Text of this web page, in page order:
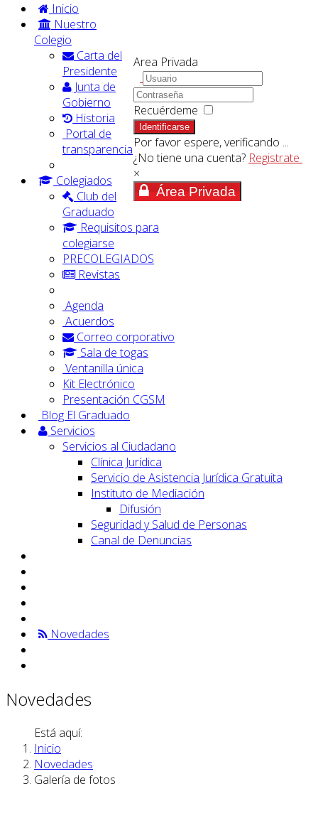
Area Privada
Recuérdeme
Identificarse
Por favor espere, verificando ...
¿No tiene una cuenta? Registrate
×
Área Privada
Inicio
Nuestro
Colegio
Carta del
Presidente
Junta de
Gobierno
Historia
Portal de
transparencia
Colegiados
Club del
Graduado
Requisitos para
colegiarse
PRECOLEGIADOS
Revistas
Agenda
Acuerdos
Correo corporativo
Sala de togas
Ventanilla única
Kit Electrónico
Presentación CGSM
Blog El Graduado
Servicios
Servicios al Ciudadano
Clínica Jurídica
Servicio de Asistencia Jurídica Gratuita
Instituto de Mediación
Difusión
Seguridad y Salud de Personas
Canal de Denuncias
Novedades
Novedades
Está aquí:
Inicio
Novedades
Galería de fotos